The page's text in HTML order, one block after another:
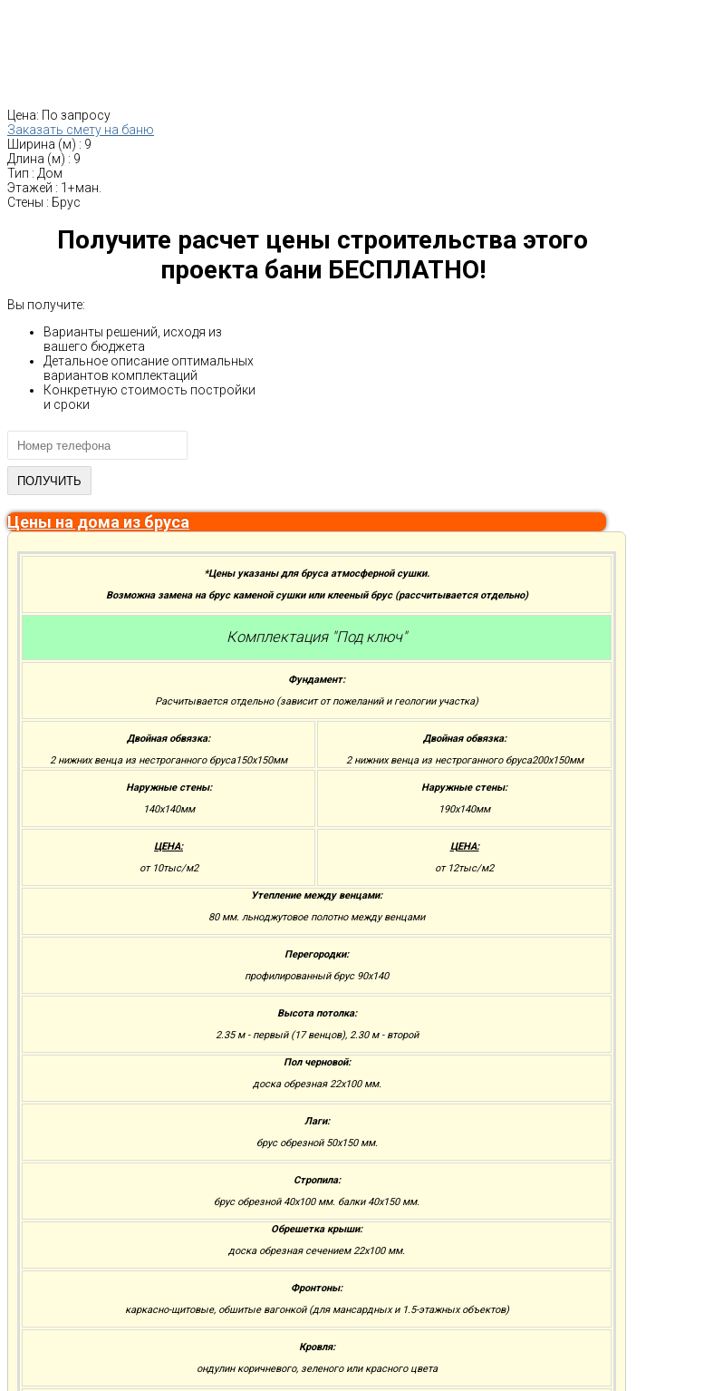
Цена: По запросу
Заказать смету на баню
Ширина (м) : 9
Длина (м) : 9
Тип : Дом
Этажей : 1+ман.
Стены : Брус
Получите расчет цены строительства этого
проекта бани БЕСПЛАТНО!
Вы получите:
Варианты решений, исходя из
вашего бюджета
Детальное описание оптимальных
вариантов комплектаций
Конкретную стоимость постройки
и сроки
Цены на дома из бруса
*Цены указаны для бруса атмосферной сушки.
Возможна замена на брус каменой сушки или клееный брус (рассчитывается отдельно)
Комплектация "Под ключ"
Фундамент:
Расчитывается отдельно (зависит от пожеланий и геологии участка)
Двойная обвязка:
2 нижних венца из нестроганного бруса150х150мм
Двойная обвязка:
2 нижних венца из нестроганного бруса200x150мм
Наружные стены:
140х140мм
Наружные стены:
190х140мм
ЦЕНА:
от 10тыс/м2
ЦЕНА:
от 12тыс/м2
Утепление между венцами:
80 мм. льноджутовое полотно между венцами
Перегородки:
профилированный брус 90х140
Высота потолка:
2.35 м - первый (17 венцов), 2.30 м - второй
Пол черновой:
доска обрезная 22х100 мм.
Лаги:
брус обрезной 50х150 мм.
Стропила:
брус обрезной 40х100 мм. балки 40х150 мм.
Обрешетка крыши:
доска обрезная сечением 22х100 мм.
Фронтоны:
каркасно-щитовые, обшитые вагонкой (для мансардных и 1.5-этажных объектов)
Кровля:
ондулин коричневого, зеленого или красного цвета